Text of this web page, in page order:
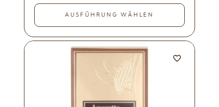
AUSFÜHRUNG WÄHLEN